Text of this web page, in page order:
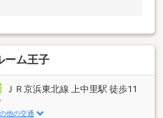
ーム王子
ＪＲ京浜東北線 上中里駅 徒歩11
他の交通